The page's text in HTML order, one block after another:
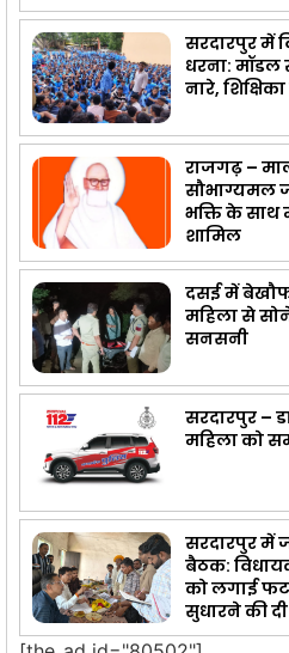
सरदारपुर में
धरना: मॉडल
नारे,
राजगढ़ –
सौभाग्यमल
भक्ति के साथ
शामिल
दसई में
महिला से
सनसनी
सरदारपुर –
महिला को
सरदारपुर में
बैठक:
को लगाई
सुधारने की